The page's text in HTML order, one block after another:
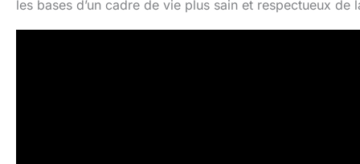
les bases d’un cadre de vie plus sain et respectueux de